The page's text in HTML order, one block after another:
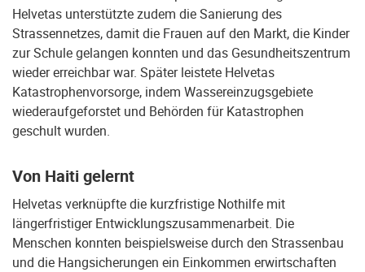
Helvetas unterstützte zudem die Sanierung des
Strassennetzes, damit die Frauen auf den Markt, die Kinder
zur Schule gelangen konnten und das Gesundheitszentrum
wieder erreichbar war. Später leistete Helvetas
Katastrophenvorsorge, indem Wassereinzugsgebiete
wiederaufgeforstet und Behörden für Katastrophen
geschult wurden.
Von Haiti gelernt
Helvetas verknüpfte die kurzfristige Nothilfe mit
längerfristiger Entwicklungszusammenarbeit. Die
Menschen konnten beispielsweise durch den Strassenbau
und die Hangsicherungen ein Einkommen erwirtschaften